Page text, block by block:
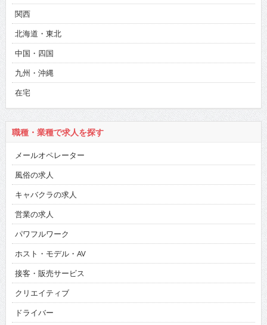
関西
北海道・東北
中国・四国
九州・沖縄
在宅
職種・業種で求人を探す
メールオペレーター
風俗の求人
キャバクラの求人
営業の求人
パワフルワーク
ホスト・モデル・AV
接客・販売サービス
クリエイティブ
ドライバー